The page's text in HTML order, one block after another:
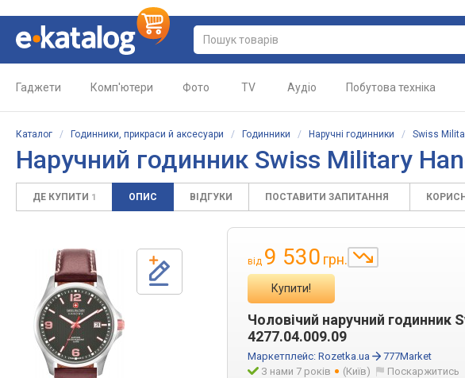
Гаджети Комп'ютери Фото TV Аудіо Побутова техніка
Каталог / Годинники, прикраси й аксесуари / Годинники / Наручні годинники / Swiss
Наручний годинник Swiss Military
ДЕ КУПИТИ 1 ОПИС ВІДГУКИ ПОСТАВИТИ ЗАПИТАННЯ
від 9 530 грн.
Купити!
Чоловічий наручний годинник
4277.04.009.09
Маркетплейс: Rozetka.ua
777Market
З нами 7 років
(Київ) Поскаржитись